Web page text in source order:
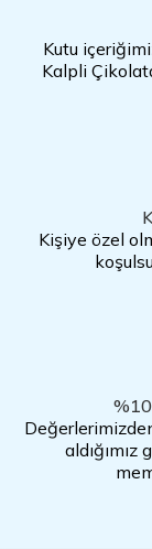
Kutu
Kalpli
Kişiye özel